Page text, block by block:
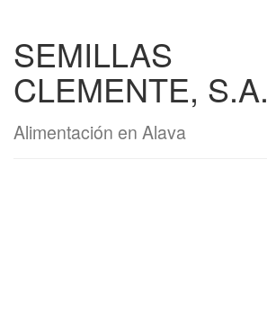
SEMILLAS
CLEMENTE, S.A.
Alimentación en Alava